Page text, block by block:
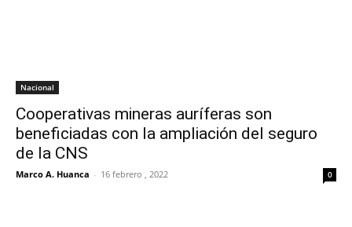
Nacional
Cooperativas mineras auríferas son
beneficiadas con la ampliación del seguro
de la CNS
Marco A. Huanca - 16 febrero , 2022 0